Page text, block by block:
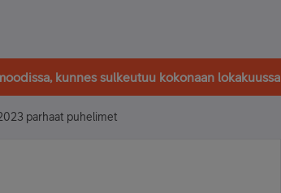
kunnes sulkeutuu kokonaan lokakuussa
parhaat puhelimet